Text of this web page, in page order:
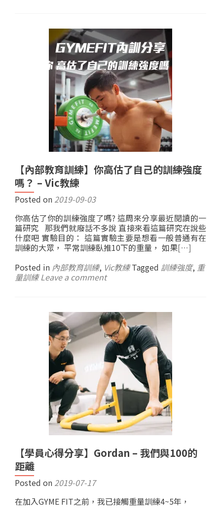
【內部教育訓練】你高估了自己的訓練強度
嗎？ – Vic教練
Posted on 2019-09-03
你高估了你的訓練強度了嗎? 這周來分享最近閱讀的一
篇研究 那我們就廢話不多說 直接來看這篇研究在說些
什麼吧 實驗目的： 這篇實驗主要是想看一般普通有在
訓練的大眾， 平常訓練臥推10下的重量， 如果[…]
Posted in 內部教育訓練, Vic教練 Tagged 訓練強度, 重
量訓練 Leave a comment
【學員心得分享】Gordan – 我們與100的
距離
Posted on 2019-07-17
在加入GYME FIT之前，我已接觸重量訓練4~5年，